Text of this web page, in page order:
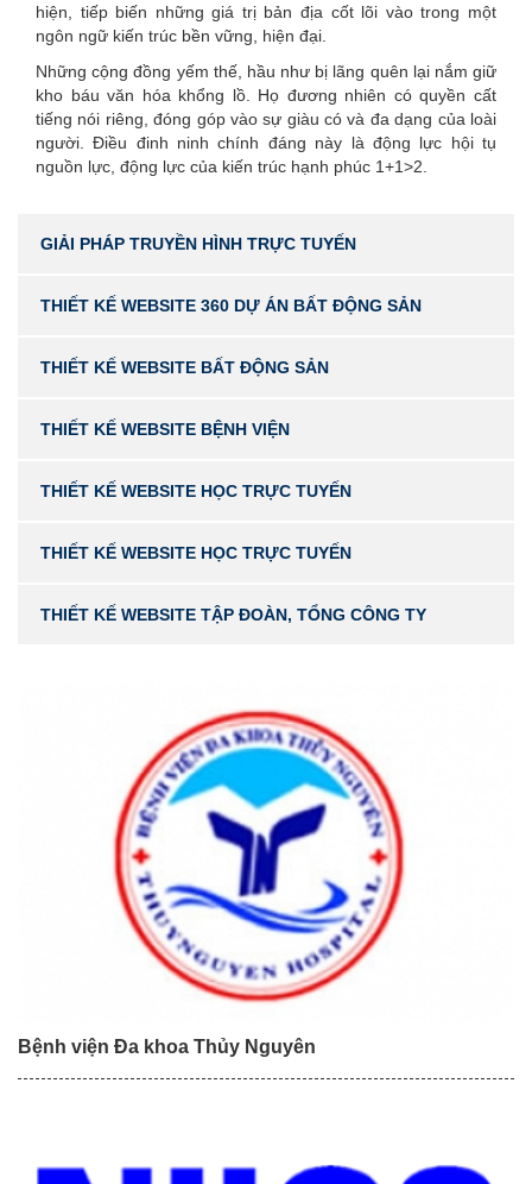
hiện, tiếp biến những giá trị bản địa cốt lõi vào trong một
ngôn ngữ kiến trúc bền vững, hiện đại.
Những cộng đồng yếm thế, hầu như bị lãng quên lại nắm giữ
kho báu văn hóa khổng lồ. Họ đương nhiên có quyền cất
tiếng nói riêng, đóng góp vào sự giàu có và đa dạng của loài
người. Điều đinh ninh chính đáng này là động lực hội tụ
nguồn lực, động lực của kiến trúc hạnh phúc 1+1>2.
GIẢI PHÁP TRUYỀN HÌNH TRỰC TUYẾN
THIẾT KẾ WEBSITE 360 DỰ ÁN BẤT ĐỘNG SẢN
THIẾT KẾ WEBSITE BẤT ĐỘNG SẢN
THIẾT KẾ WEBSITE BỆNH VIỆN
THIẾT KẾ WEBSITE HỌC TRỰC TUYẾN
THIẾT KẾ WEBSITE HỌC TRỰC TUYẾN
THIẾT KẾ WEBSITE TẬP ĐOÀN, TỔNG CÔNG TY
Bệnh viện Đa khoa Thủy Nguyên